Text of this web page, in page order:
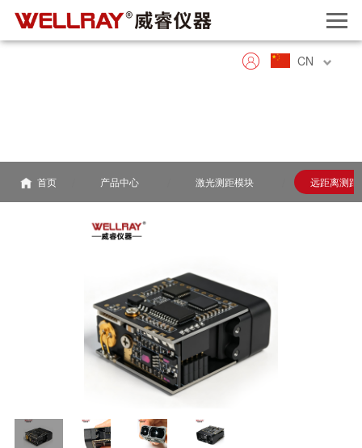
CN
首页 产品中心 激光测距模块 远距离测